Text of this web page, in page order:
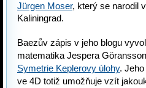
Jürgen Moser, který se narodil
Kaliningrad.
Baezův zápis v jeho blogu
Symetrie Keplerovy úlohy.
ve 4D totiž umožňuje vzít